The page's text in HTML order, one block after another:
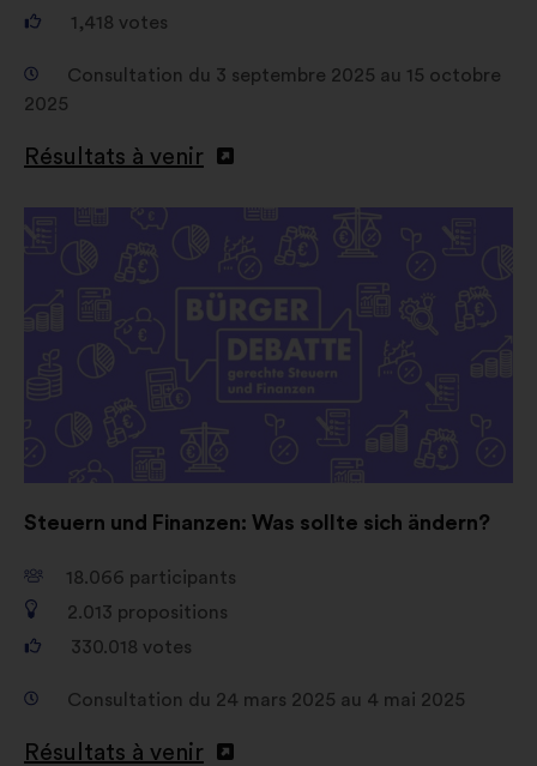
1,418 votes
Consultation du 3 septembre 2025 au 15 octobre
2025
Résultats à venir
Steuern und Finanzen: Was sollte sich ändern?
18.066 participants
2.013 propositions
330.018 votes
Consultation du 24 mars 2025 au 4 mai 2025
Résultats à venir
Ouverture
nouvel